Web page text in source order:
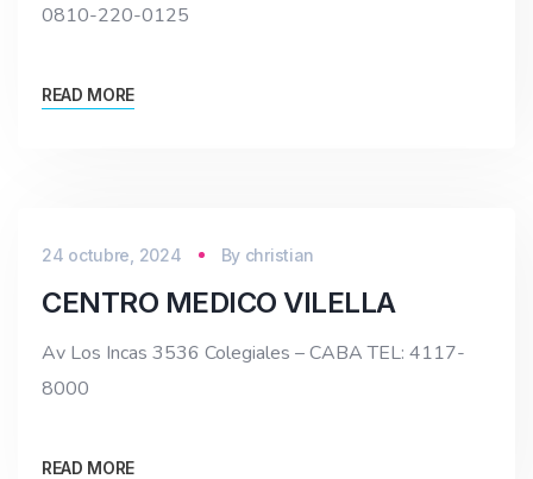
0810-220-0125
READ MORE
24 octubre, 2024 By christian
CENTRO MEDICO VILELLA
Av Los Incas 3536 Colegiales – CABA TEL: 4117-
8000
READ MORE